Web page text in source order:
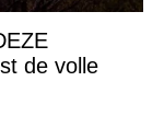
de volle